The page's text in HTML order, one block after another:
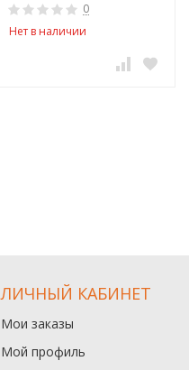
0
Нет в наличии
ЛИЧНЫЙ КАБИНЕТ
Мои заказы
Мой профиль